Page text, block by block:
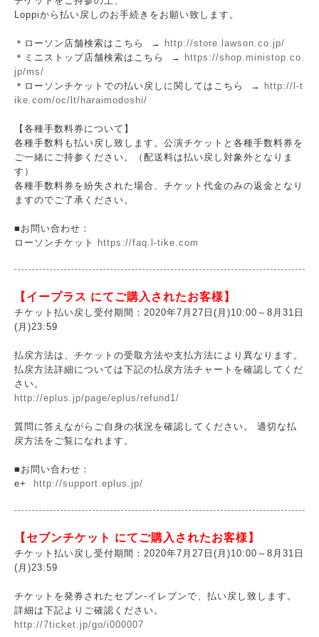
Loppiから払い戻しのお手続きをお願い致します。
＊ローソン店舗検索はこちら →
http://store.lawson.co.jp/
＊ミニストップ店舗検索はこちら →
https://shop.ministop.co.
jp/ms/
＊ローソンチケットでの払い戻しに関してはこちら →
http://l-t
ike.com/oc/lt/haraimodoshi/
【各種手数料券について】
各種手数料も払い戻し致します。公演チケットと各種手数料券を
ご一緒にご持参ください。（配送料は払い戻し対象外となりま
す）
各種手数料券を紛失された場合、チケット代金のみの返金となり
ますのでご了承ください。
■お問い合わせ：
ローソンチケット
https://faq.l-tike.com
【イープラス にてご購入されたお客様】
チケット払い戻し受付期間：2020年7月27日(月)10:00～8月31日
(月)23:59
払戻方法は、チケットの受取方法や支払方法により異なります。
払戻方法詳細については下記の払戻方法チャートを確認してくだ
さい。
http://eplus.jp/page/eplus/refund1/
質問に答えながらご自身の状況を確認してください。 適切な払
戻方法をご覧になれます。
■お問い合わせ：
e+
http://support.eplus.jp/
【セブンチケット にてご購入されたお客様】
チケット払い戻し受付期間：2020年7月27日(月)10:00～8月31日
(月)23:59
チケットを発券されたセブン-イレブンで、払い戻し致します。
詳細は下記よりご確認ください。
http://7ticket.jp/go/i000007